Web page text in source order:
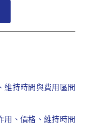
維持時間與費用區間
用、價格、維持時間